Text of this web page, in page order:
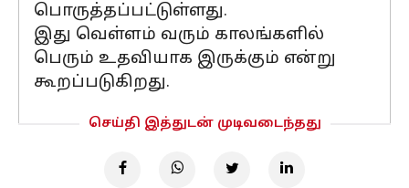
பொருத்தப்பட்டுள்ளது.
இது வெள்ளம் வரும் காலங்களில்
பெரும் உதவியாக இருக்கும் என்று
கூறப்படுகிறது.
செய்தி இத்துடன் முடிவடைந்தது